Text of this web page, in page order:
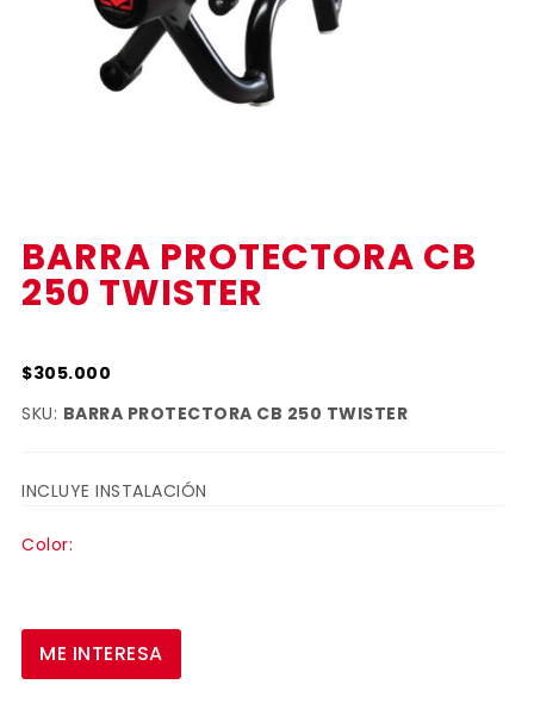
BARRA PROTECTORA CB
250 TWISTER
$305.000
SKU: BARRA PROTECTORA CB 250 TWISTER
INCLUYE INSTALACIÓN
Color:
ME INTERESA